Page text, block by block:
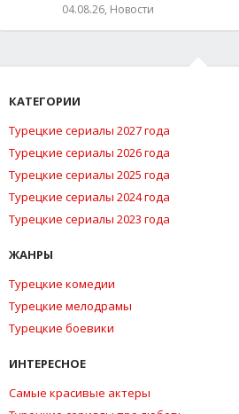
04.08.26, Новости
КАТЕГОРИИ
Турецкие сериалы 2027 года
Турецкие сериалы 2026 года
Турецкие сериалы 2025 года
Турецкие сериалы 2024 года
Турецкие сериалы 2023 года
ЖАНРЫ
Турецкие комедии
Турецкие мелодрамы
Турецкие боевики
ИНТЕРЕСНОЕ
Самые красивые актеры